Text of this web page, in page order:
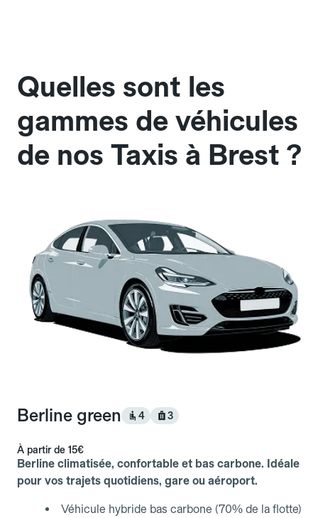
Quelles sont les
gammes de véhicules
de nos Taxis à Brest ?
Berline green 4 3
À partir de 15€
Berline climatisée, confortable et bas carbone. Idéale
pour vos trajets quotidiens, gare ou aéroport.
Véhicule hybride bas carbone (70% de la flotte)